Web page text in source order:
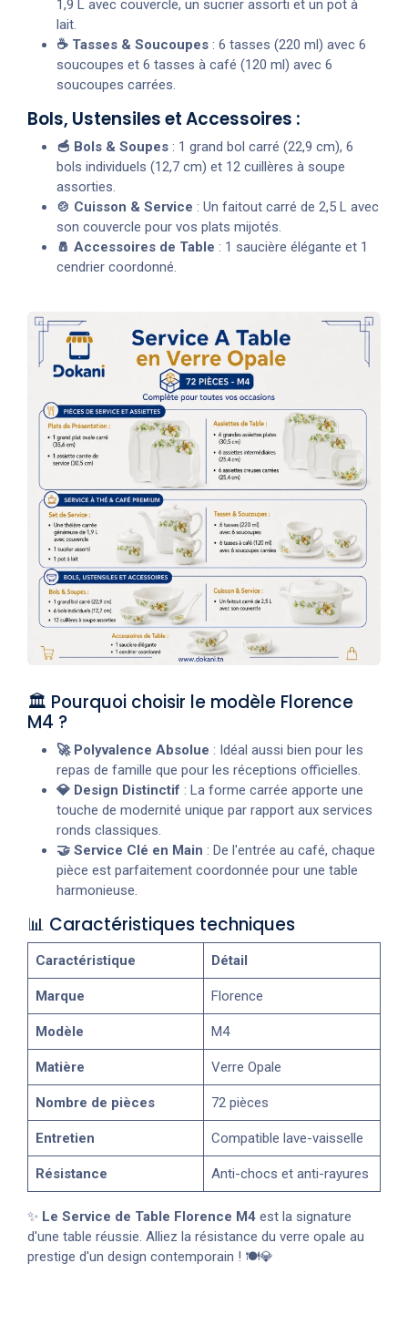
1,9 L avec couvercle, un sucrier assorti et un pot à
lait.
☕ Tasses & Soucoupes : 6 tasses (220 ml) avec 6
soucoupes et 6 tasses à café (120 ml) avec 6
soucoupes carrées.
Bols, Ustensiles et Accessoires :
🥣 Bols & Soupes : 1 grand bol carré (22,9 cm), 6
bols individuels (12,7 cm) et 12 cuillères à soupe
assorties.
🍲 Cuisson & Service : Un faitout carré de 2,5 L avec
son couvercle pour vos plats mijotés.
🧂 Accessoires de Table : 1 saucière élégante et 1
cendrier coordonné.
🏛️ Pourquoi choisir le modèle Florence
M4 ?
🚀 Polyvalence Absolue : Idéal aussi bien pour les
repas de famille que pour les réceptions officielles.
💎 Design Distinctif : La forme carrée apporte une
touche de modernité unique par rapport aux services
ronds classiques.
🤝 Service Clé en Main : De l'entrée au café, chaque
pièce est parfaitement coordonnée pour une table
harmonieuse.
📊 Caractéristiques techniques
Caractéristique Détail
Marque Florence
Modèle M4
Matière Verre Opale
Nombre de pièces 72 pièces
Entretien Compatible lave-vaisselle
Résistance Anti-chocs et anti-rayures
✨ Le Service de Table Florence M4 est la signature
d'une table réussie. Alliez la résistance du verre opale au
prestige d'un design contemporain ! 🍽️💎